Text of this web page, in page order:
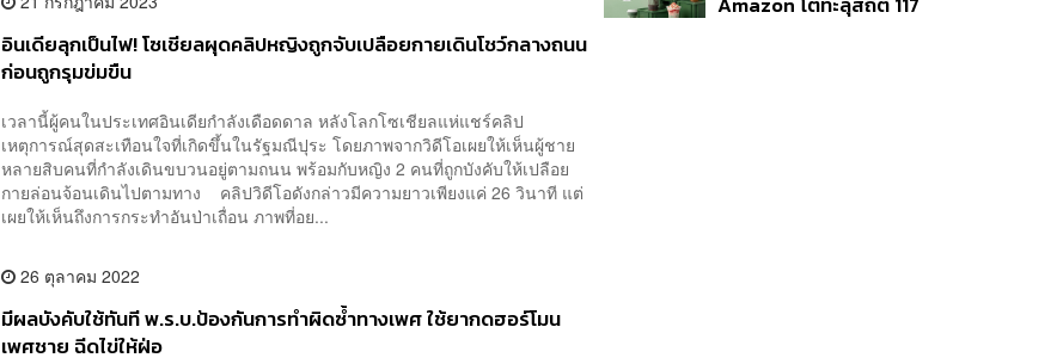
อินเดียลุกเป็นไฟ! โซเชียลผุดคลิปหญิงถูกจับเปลือยกายเดินโชว์กลางถนน
ก่อนถูกรุมข่มขืน
เวลานี้ผู้คนในประเทศอินเดียกำลังเดือดดาล หลังโลกโซเชียลแห่แชร์คลิป
เหตุการณ์สุดสะเทือนใจที่เกิดขึ้นในรัฐมณีปุระ โดยภาพจากวิดีโอเผยให้เห็นผู้ชาย
หลายสิบคนที่กำลังเดินขบวนอยู่ตามถนน พร้อมกับหญิง 2 คนที่ถูกบังคับให้เปลือย
กายล่อนจ้อนเดินไปตามทาง คลิปวิดีโอดังกล่าวมีความยาวเพียงแค่ 26 วินาที แต่
เผยให้เห็นถึงการกระทำอันป่าเถื่อน ภาพที่อย...
26 ตุลาคม 2022
มีผลบังคับใช้ทันที พ.ร.บ.ป้องกันการทำผิดซ้ำทางเพศ ใช้ยากดฮอร์โมน
เพศชาย ฉีดไข่ให้ฝ่อ
ลับ